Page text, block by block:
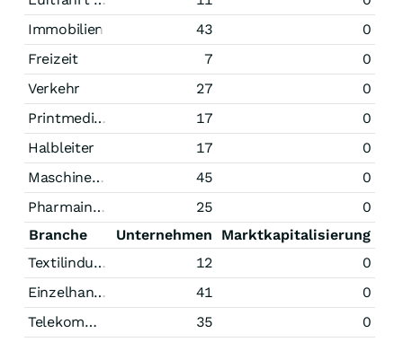
Immobilien
43
0
Freizeit
7
0
Verkehr
27
0
Printmedien
17
0
Halbleiter
17
0
Maschinenbau
45
0
Pharmaindustrie
25
0
Branche
Unternehmen
Marktkapitalisierung
Textilindustrie
12
0
Einzelhandel
41
0
Telekommunikation
35
0